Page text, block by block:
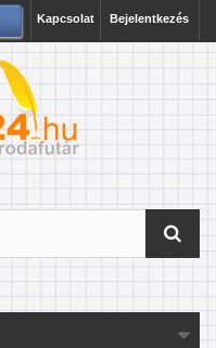
Bejelentkezés
Kapcsolat